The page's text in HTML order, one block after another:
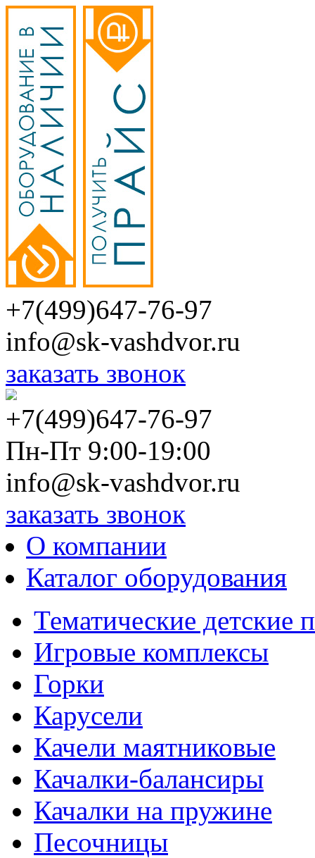
+7(499)647-76-97
info@sk-vashdvor.ru
заказать звонок
+7(499)647-76-97
Пн-Пт 9:00-19:00
info@sk-vashdvor.ru
заказать звонок
О компании
Каталог оборудования
Тематические детские
Игровые комплексы
Горки
Карусели
Качели маятниковые
Качалки-балансиры
Качалки на пружине
Песочницы